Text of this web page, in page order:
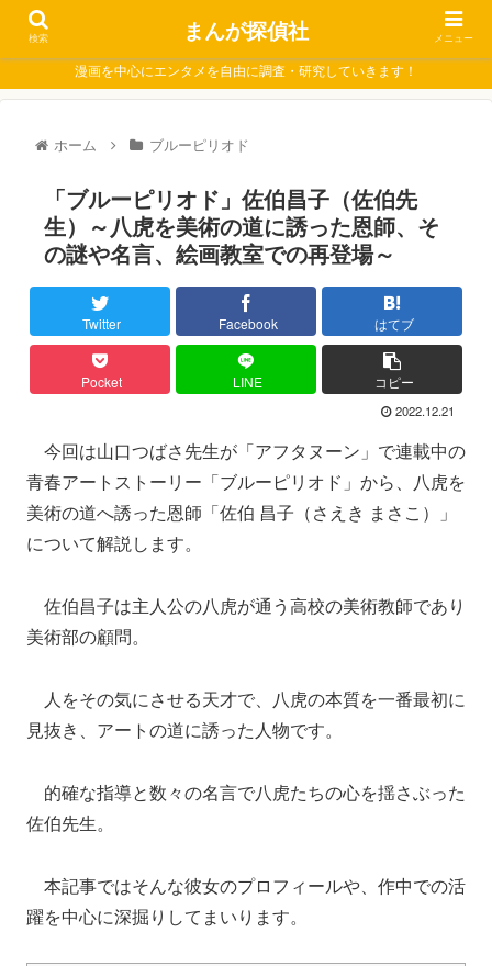
漫画を中心にエンタメを自由に調査・研究していきます！
ホーム ブルーピリオド
「ブルーピリオド」佐伯昌子（佐伯先
生）～八虎を美術の道に誘った恩師、そ
の謎や名言、絵画教室での再登場～
Twitter Facebook はてブ
Pocket LINE コピー
2022.12.21
今回は山口つばさ先生が「アフタヌーン」で連載中の
青春アートストーリー「ブルーピリオド」から、八虎を
美術の道へ誘った恩師「佐伯 昌子（さえき まさこ）」
について解説します。
佐伯昌子は主人公の八虎が通う高校の美術教師であり
美術部の顧問。
人をその気にさせる天才で、八虎の本質を一番最初に
見抜き、アートの道に誘った人物です。
的確な指導と数々の名言で八虎たちの心を揺さぶった
佐伯先生。
本記事ではそんな彼女のプロフィールや、作中での活
躍を中心に深掘りしてまいります。
検索 まんが探偵社 メニュー